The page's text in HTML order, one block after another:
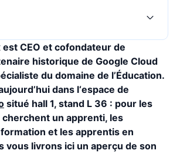
est CEO et cofondateur de
historique de Google Cloud
du domaine de l’Éducation.
dans l‘espace de
situé hall 1, stand L 36 : pour les
un apprenti, les
et les apprentis en
vous livrons ici un aperçu de son